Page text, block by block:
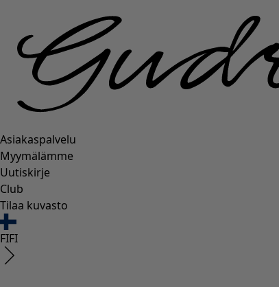
Asiakaspalvelu
Myymälämme
Uutiskirje
Club
Tilaa kuvasto
FIFI